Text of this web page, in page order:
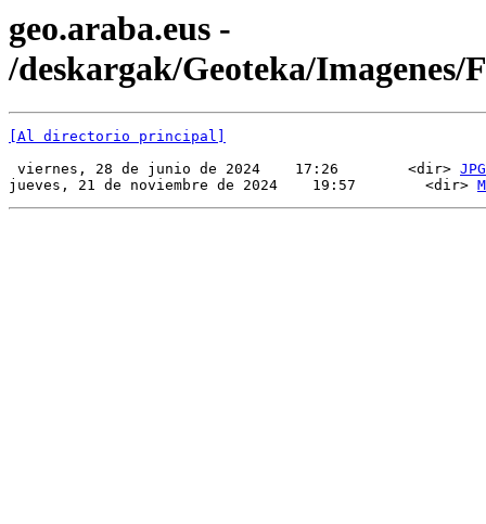
geo.araba.eus -
/deskargak/Geoteka/Imagenes/
[Al directorio principal]
viernes, 28 de junio de 2024    17:26        <dir> JPG
jueves, 21 de noviembre de 2024    19:57        <dir>